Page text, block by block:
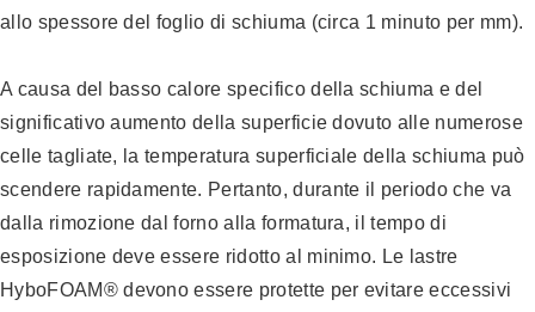
allo spessore del foglio di schiuma (circa 1 minuto per mm).
A causa del basso calore specifico della schiuma e del
significativo aumento della superficie dovuto alle numerose
celle tagliate, la temperatura superficiale della schiuma può
scendere rapidamente. Pertanto, durante il periodo che va
dalla rimozione dal forno alla formatura, il tempo di
esposizione deve essere ridotto al minimo. Le lastre
HyboFOAM® devono essere protette per evitare eccessivi